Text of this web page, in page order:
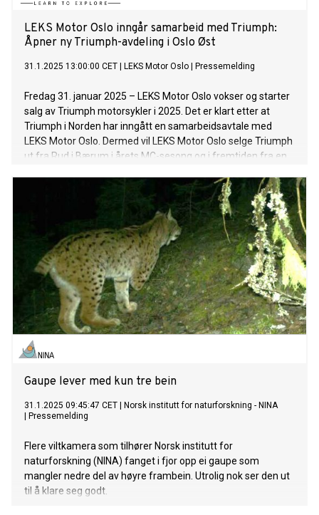
LEKS Motor Oslo inngår samarbeid med Triumph:
Åpner ny Triumph-avdeling i Oslo Øst
31.1.2025 13:00:00 CET LEKS Motor Oslo Pressemelding
Fredag 31. januar 2025 – LEKS Motor Oslo vokser og starter
salg av Triumph motorsykler i 2025. Det er klart etter at
Triumph i Norden har inngått en samarbeidsavtale med
LEKS Motor Oslo. Dermed vil LEKS Motor Oslo selge Triumph
ut fra Rud i Bærum i årets MC-sesong og i fremtiden fra en
Gaupe lever med kun tre bein
31.1.2025 09:45:47 CET
Norsk institutt for naturforskning - NINA
Pressemelding
Flere viltkamera som tilhører Norsk institutt for
naturforskning (NINA) fanget i fjor opp ei gaupe som
mangler nedre del av høyre frambein. Utrolig nok ser den ut
til å klare seg godt.